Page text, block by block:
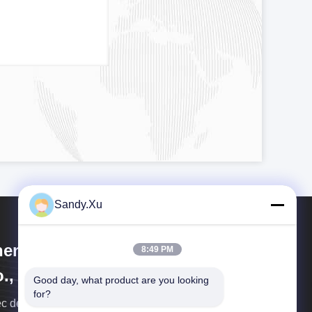
Jinyihe Technology
Ltd.
de nombreuses années d'expérience dans la
Sandy.Xu
8:49 PM
Good day, what product are you looking
for?